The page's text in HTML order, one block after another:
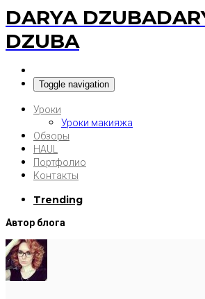
DARYA DZUBA
DZUBA
Toggle navigation
Уроки
Уроки макияжа
Обзоры
HAUL
Портфолио
Контакты
Trending
Автор блога